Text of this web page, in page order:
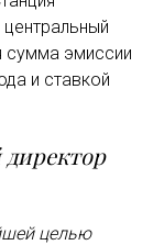
эмиссии
и ставкой
целью